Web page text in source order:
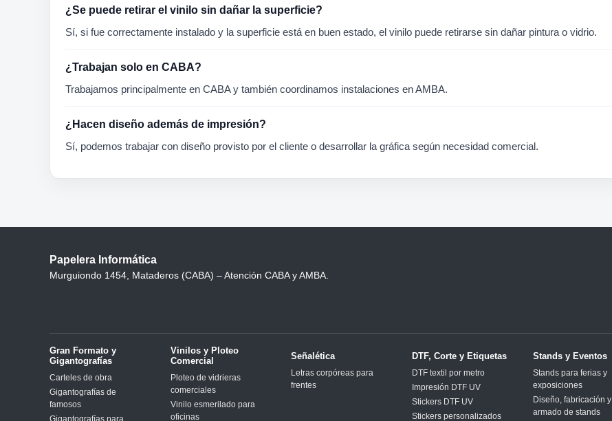
¿Se puede retirar el vinilo sin dañar la superficie?
Sí, si fue correctamente instalado y la superficie está en buen estado, el vinilo puede retirarse sin dañar pintura o vidrio.
¿Trabajan solo en CABA?
Trabajamos principalmente en CABA y también coordinamos instalaciones en AMBA.
¿Hacen diseño además de impresión?
Sí, podemos trabajar con diseño provisto por el cliente o desarrollar la gráfica según necesidad comercial.
Papelera Informática
Murguiondo 1454, Mataderos (CABA) – Atención CABA y AMBA.
Gran Formato y
Gigantografías
Carteles de obra
Gigantografías de
famosos
Gigantografías para
Vinilos y Ploteo
Comercial
Ploteo de vidrieras
comerciales
Vinilo esmerilado para
oficinas
Señalética
Letras corpóreas para
frentes
DTF, Corte y Etiquetas
DTF textil por metro
Impresión DTF UV
Stickers DTF UV
Stickers personalizados
Stands y Eventos
Stands para ferias y
exposiciones
Diseño, fabricación y
armado de stands